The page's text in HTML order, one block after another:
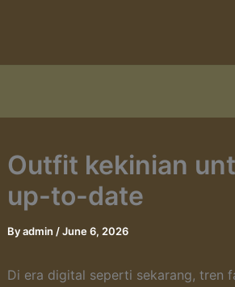
Outfit kekinian
up-to-date
Byadmin /June 6, 2026
Di era digital seperti sekarang, tren